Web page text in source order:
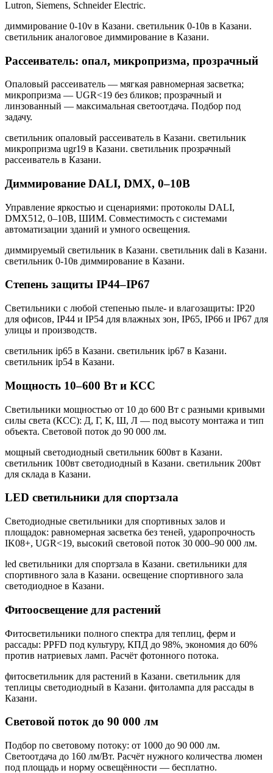
Lutron, Siemens, Schneider Electric.
диммирование 0-10v в Казани. светильник 0-10в в Казани.
светильник аналоговое диммирование в Казани.
Рассеиватель: опал, микропризма, прозрачный
Опаловый рассеиватель — мягкая равномерная засветка;
микропризма — UGR<19 без бликов; прозрачный и
линзованный — максимальная светоотдача. Подбор под
задачу.
светильник опаловый рассеиватель в Казани. светильник
микропризма ugr19 в Казани. светильник прозрачный
рассеиватель в Казани.
Диммирование DALI, DMX, 0–10В
Управление яркостью и сценариями: протоколы DALI,
DMX512, 0–10В, ШИМ. Совместимость с системами
автоматизации зданий и умного освещения.
диммируемый светильник в Казани. светильник dali в Казани.
светильник 0-10в диммирование в Казани.
Степень защиты IP44–IP67
Светильники с любой степенью пыле- и влагозащиты: IP20
для офисов, IP44 и IP54 для влажных зон, IP65, IP66 и IP67 для
улицы и производств.
светильник ip65 в Казани. светильник ip67 в Казани.
светильник ip54 в Казани.
Мощность 10–600 Вт и КСС
Светильники мощностью от 10 до 600 Вт с разными кривыми
силы света (КСС): Д, Г, К, Ш, Л — под высоту монтажа и тип
объекта. Световой поток до 90 000 лм.
мощный светодиодный светильник 600вт в Казани.
светильник 100вт светодиодный в Казани. светильник 200вт
для склада в Казани.
LED светильники для спортзала
Светодиодные светильники для спортивных залов и
площадок: равномерная засветка без теней, ударопрочность
IK08+, UGR<19, высокий световой поток 30 000–90 000 лм.
led светильники для спортзала в Казани. светильники для
спортивного зала в Казани. освещение спортивного зала
светодиодное в Казани.
Фитоосвещение для растений
Фитосветильники полного спектра для теплиц, ферм и
рассады: PPFD под культуру, КПД до 98%, экономия до 60%
против натриевых ламп. Расчёт фотонного потока.
фитосветильник для растений в Казани. светильник для
теплицы светодиодный в Казани. фитолампа для рассады в
Казани.
Световой поток до 90 000 лм
Подбор по световому потоку: от 1000 до 90 000 лм.
Светоотдача до 160 лм/Вт. Расчёт нужного количества люмен
под площадь и норму освещённости — бесплатно.